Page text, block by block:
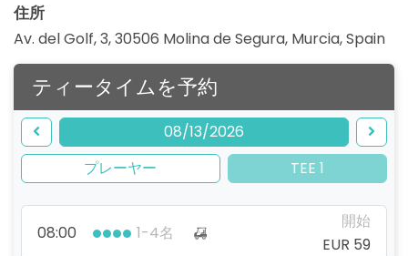
住所
Av. del Golf, 3, 30506 Molina de Segura, Murcia,Spain
ティータイムを予約
08/13/2026
プレーヤー
TEE 1
08:00 1-4名
開始
EUR 59